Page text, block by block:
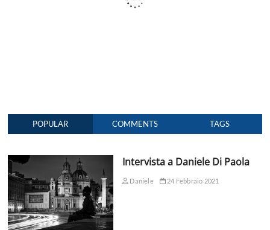
POPULAR COMMENTS TAGS
Intervista a Daniele Di Paola
Daniele 24 Febbraio 2021